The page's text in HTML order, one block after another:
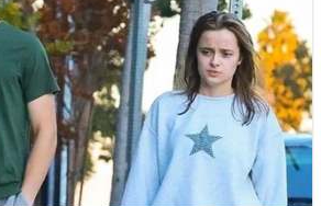
Apartamente 2 camere